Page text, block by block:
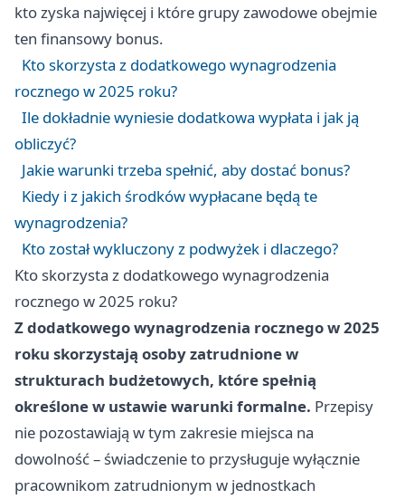
kto zyska najwięcej i które grupy zawodowe obejmie
ten finansowy bonus.
Kto skorzysta z dodatkowego wynagrodzenia
rocznego w 2025 roku?
Ile dokładnie wyniesie dodatkowa wypłata i jak ją
obliczyć?
Jakie warunki trzeba spełnić, aby dostać bonus?
Kiedy i z jakich środków wypłacane będą te
wynagrodzenia?
Kto został wykluczony z podwyżek i dlaczego?
Kto skorzysta z dodatkowego wynagrodzenia
rocznego w 2025 roku?
Z dodatkowego wynagrodzenia rocznego w 2025
roku skorzystają osoby zatrudnione w
strukturach budżetowych, które spełnią
określone w ustawie warunki formalne. Przepisy
nie pozostawiają w tym zakresie miejsca na
dowolność – świadczenie to przysługuje wyłącznie
pracownikom zatrudnionym w jednostkach